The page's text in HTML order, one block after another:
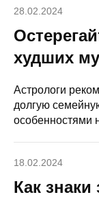
28.02.2024
худших
Астрологи
долгую
особенностями
18.02.2024
Как